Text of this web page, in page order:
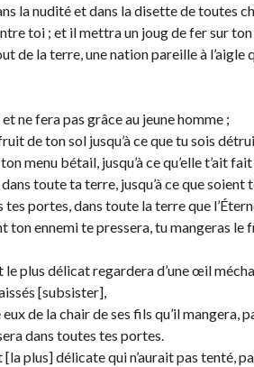
la nudité et dans la disette de toutes
toi ; et il mettra un joug de fer sur ton
de la terre, une nation pareille à
ne fera pas grâce au jeune homme ;
de ton sol jusqu’à ce que tu sois
menu bétail, jusqu’à ce qu’elle t’ait
toute ta terre, jusqu’à ce que
portes, dans toute la terre que
ton ennemi te pressera, tu mangeras
le plus délicat regardera d’une œil
[subsister],
de la chair de ses fils qu’il mangera,
dans toutes tes portes.
plus] délicate qui n’aurait pas tenté,